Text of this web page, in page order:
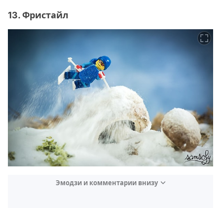
13. Фристайл
Эмодзи и комментарии внизу